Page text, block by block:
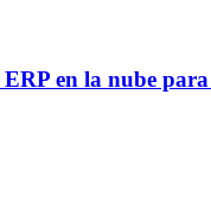
en la nube